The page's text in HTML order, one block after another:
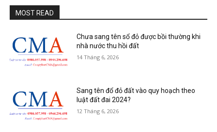
MOST READ
Chưa sang tên sổ đỏ được bồi thường khi
nhà nước thu hồi đất
14 Tháng 6, 2026
Sang tên đổ đỏ đất vào quy hoạch theo
luật đất đai 2024?
12 Tháng 6, 2026